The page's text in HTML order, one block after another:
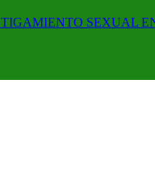
SEXUAL